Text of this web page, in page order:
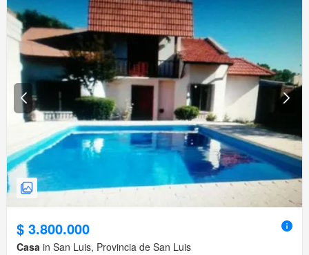
$ 3.800.000
Casa in San Luis, Provincia de San Luis